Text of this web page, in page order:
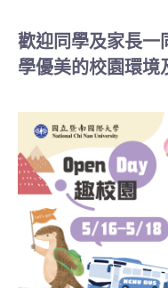
歡迎同學及家長一
學優美的校園環